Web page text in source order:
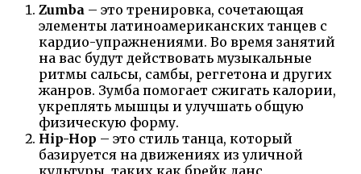
Zumba – это тренировка, сочетающая
элементы латиноамериканских танцев с
кардио-упражнениями. Во время занятий
на вас будут действовать музыкальные
ритмы сальсы, самбы, реггетона и других
жанров. Зумба помогает сжигать калории,
укреплять мышцы и улучшать общую
физическую форму.
Hip-Hop – это стиль танца, который
базируется на движениях из уличной
культуры, таких как брейк данс,